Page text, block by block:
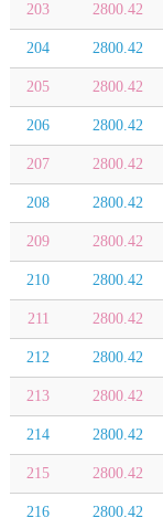
203 2800.42
204 2800.42
205 2800.42
206 2800.42
207 2800.42
208 2800.42
209 2800.42
210 2800.42
211 2800.42
212 2800.42
213 2800.42
214 2800.42
215 2800.42
216 2800.42